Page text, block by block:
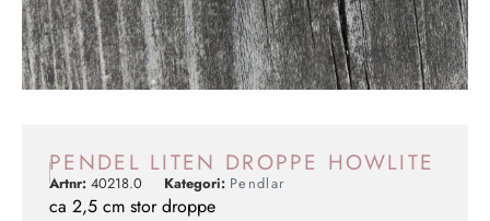
PENDEL LITEN DROPPE HOWLITE
Artnr: 40218.0 Kategori: Pendlar
ca 2,5 cm stor droppe